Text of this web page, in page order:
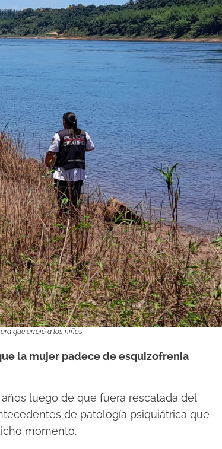
que arrojó a los niños.
la mujer padece de esquizofrenia
luego de que fuera rescatada del
de patología psiquiátrica que
momento.